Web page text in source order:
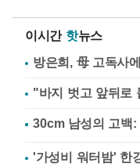
이시간 핫뉴스
방은희, 母 고독사
"바지 벗고 앞뒤로